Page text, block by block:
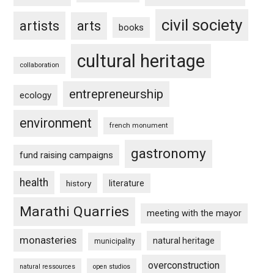
artists arts books civil society
collaboration cultural heritage
ecology entrepreneurship
environment french monument
fund raising campaigns gastronomy
health history literature
Marathi Quarries meeting with the mayor
monasteries municipality natural heritage
natural ressources open studios overconstruction